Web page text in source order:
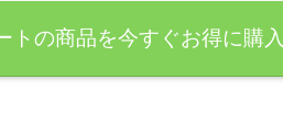
トの商品を今すぐお得に購